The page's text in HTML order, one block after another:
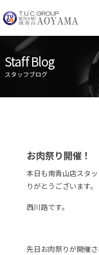
STOCK
Staff Blog
スタッフブログ
お肉祭り開催！
本日も南青山店スタ
りがとうございます。
西川路です。
先日お肉祭りが開催さ